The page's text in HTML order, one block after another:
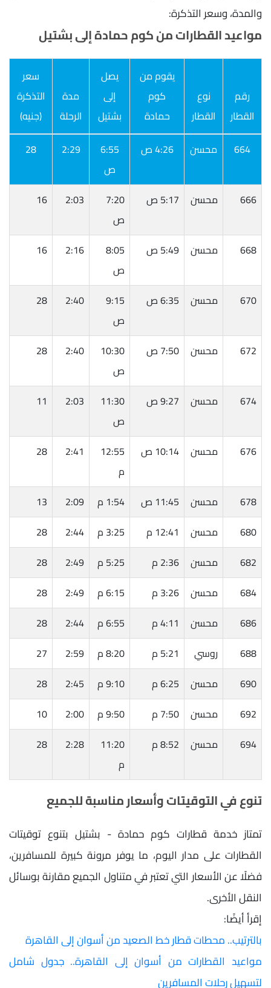
والمدة، وسعر التذكرة:
مواعيد القطارات من كوم حمادة إلى بشتيل
رقم
القطار
نوع
القطار
يقوم من
كوم
حمادة
يصل
إلى
بشتيل
مدة
الرحلة
سعر
التذكرة
(جنيه)
664
محسن 4:26 ص
6:55
ص
2:29
28
666 محسن 5:17 ص
7:20
ص
2:03
16
668 محسن 5:49 ص
8:05
ص
2:16
16
670 محسن 6:35 ص
9:15
ص
2:40
28
672 محسن 7:50 ص
10:30
ص
2:40
28
674 محسن 9:27 ص
11:30
ص
2:03
11
676 محسن 10:14 ص
12:55
م
2:41
28
678 محسن 11:45 ص 1:54 م 2:09
13
680
محسن 12:41 م 3:25 م 2:44
28
682
محسن 2:36 م 5:25 م 2:49
28
684
محسن 3:26 م 6:15 م 2:49
28
686
محسن 4:11 م 6:55 م 2:44
28
688
روسي 5:21 م 8:20 م 2:59
27
690
محسن 6:25 م 9:10 م 2:45
28
692
محسن 7:50 م 9:50 م 2:00
10
694
محسن 8:52 م
11:20
م
2:28
28
تنوع في التوقيتات وأسعار مناسبة للجميع
تمتاز خدمة قطارات كوم حمادة - بشتيل بتنوع توقيتات
القطارات على مدار اليوم، ما يوفر مرونة كبيرة للمسافرين،
فضلًا عن الأسعار التي تعتبر في متناول الجميع مقارنة بوسائل
النقل الأخرى.
إقرأ أيضًا:
بالترتيب.. محطات قطار خط الصعيد من أسوان إلى القاهرة
مواعيد القطارات من أسوان إلى القاهرة.. جدول شامل
لتسهيل رحلات المسافرين